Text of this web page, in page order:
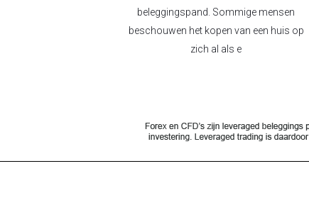
beleggingspand. Sommige mensen
beschouwen het kopen van een huis op
zich al als e